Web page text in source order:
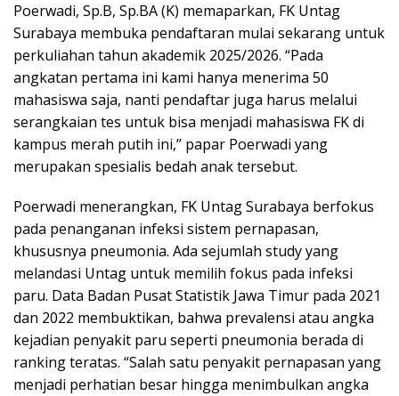
Poerwadi, Sp.B, Sp.BA (K) memaparkan, FK Untag
Surabaya membuka pendaftaran mulai sekarang untuk
perkuliahan tahun akademik 2025/2026. “Pada
angkatan pertama ini kami hanya menerima 50
mahasiswa saja, nanti pendaftar juga harus melalui
serangkaian tes untuk bisa menjadi mahasiswa FK di
kampus merah putih ini,’’ papar Poerwadi yang
merupakan spesialis bedah anak tersebut.
Poerwadi menerangkan, FK Untag Surabaya berfokus
pada penanganan infeksi sistem pernapasan,
khususnya pneumonia. Ada sejumlah study yang
melandasi Untag untuk memilih fokus pada infeksi
paru. Data Badan Pusat Statistik Jawa Timur pada 2021
dan 2022 membuktikan, bahwa prevalensi atau angka
kejadian penyakit paru seperti pneumonia berada di
ranking teratas. “Salah satu penyakit pernapasan yang
menjadi perhatian besar hingga menimbulkan angka